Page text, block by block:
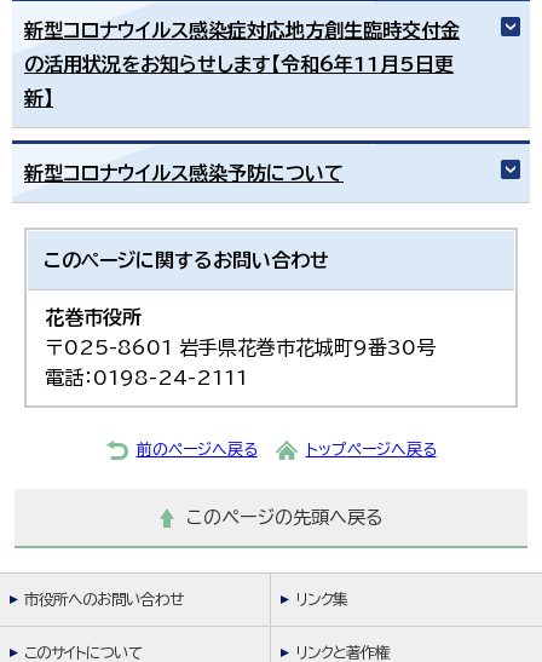
新型コロナウイルス感染症対応地方創生臨時交付金
の活用状況をお知らせします【令和6年11月5日更
新】
新型コロナウイルス感染予防について
このページに関するお問い合わせ
花巻市役所
〒025-8601 岩手県花巻市花城町9番30号
電話：0198-24-2111
前のページへ戻る トップページへ戻る
このページの先頭へ戻る
市役所へのお問い合わせ リンク集
このサイトについて リンクと著作権